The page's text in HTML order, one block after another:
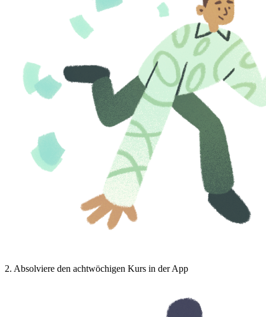
2. Absolviere den achtwöchigen Kurs in der App